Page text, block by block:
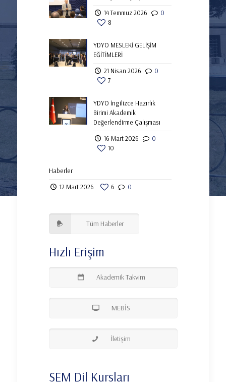
14 Temmuz 2026
0
8
YDYO MESLEKİ GELİŞİM
EĞİTİMLERİ
21 Nisan 2026
0
7
YDYO İngilizce Hazırlık
Birimi Akademik
Değerlendirme Çalışması
16 Mart 2026
0
10
Haberler
12 Mart 2026
0
6
Tüm Haberler
Hızlı Erişim
Akademik Takvim
MEBİS
İletişim
SEM Dil Kursları